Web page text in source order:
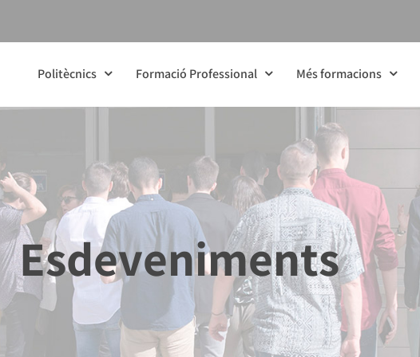
Politècnics Formació Professional Més formacions
Esdeveniments